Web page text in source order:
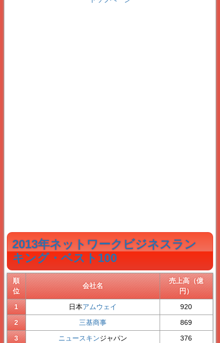
2013年ネットワークビジネスラン
キング・ベスト100
順
位
会社名
売上高（億
円）
1
日本アムウェイ
920
2
三基商事
869
3
ニュースキンジャパン
376